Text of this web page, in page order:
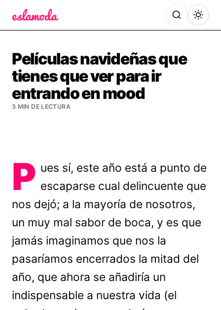
Películas navideñas que
tienes que ver para ir
entrando en mood
3 MIN DE LECTURA
P ues sí, este año está a punto de
escaparse cual delincuente que
nos dejó; a la mayoría de nosotros,
un muy mal sabor de boca, y es que
jamás imaginamos que nos la
pasaríamos encerrados la mitad del
año, que ahora se añadiría un
indispensable a nuestra vida (el